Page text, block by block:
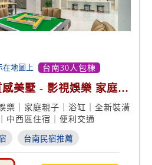
在地圖上 台南30人包棟
感美墅 - 影視娛樂 家庭團
樂｜家庭親子｜浴缸｜全新裝潢
中西區住宿｜便利交通
台南民宿推薦